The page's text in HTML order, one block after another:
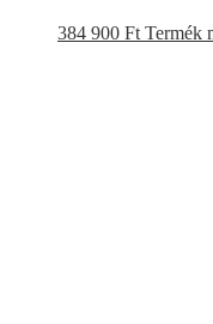
384 900 Ft Termék